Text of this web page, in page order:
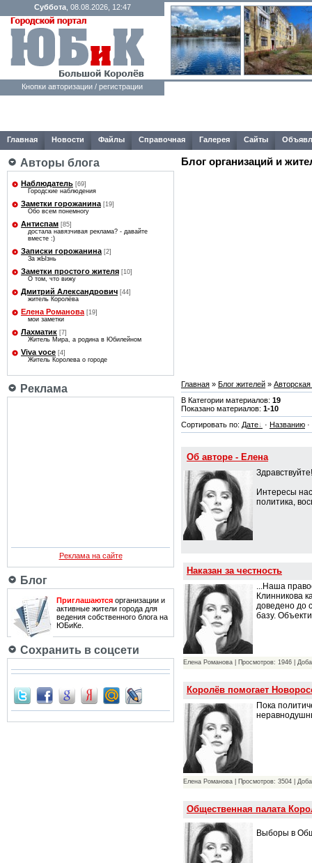
Суббота, 08.08.2026, 12:47
Кнопки авторизации / регистрации
Главная Новости Файлы Справочная Галерея Сайты
Авторы блога
Наблюдатель [69]
Городские наблюдения
Заметки горожанина [19]
Обо всем понемногу
Антиспам [85]
достала навязчивая реклама? - давайте
вместе :)
Записки горожанина [2]
За жЫзнь
Заметки простого жителя [10]
О том, что вижу
Дмитрий Александрович [44]
житель Королёва
Елена Романова [19]
мои заметки
Лахматик [7]
Житель Мира, а родина в Юбилейном
Viva voce [4]
Житель Королева о городе
Реклама
Реклама на сайте
Блог
Приглашаются организации и
активные жители города для
ведения собственного блога на
ЮБиКе.
Сохранить в соцсети
Блог организаций и
Главная » Блог жителей » Авторская
В Категории материалов: 19
Показано материалов: 1-10
Сортировать по: Дате · Названию ·
Об авторе - Елена
Интересы
политика,
Наказан за честность
...Наша
Клинникова
доведено до
базу.
Елена Романова | Просмотров: 1946 |
Королёв помогает
Пока
Елена Романова | Просмотров: 3504 |
Общественная палата
Выборы в